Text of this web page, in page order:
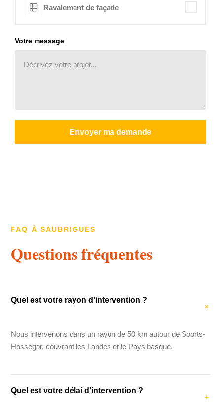
Ravalement de façade
Votre message
Envoyer ma demande
FAQ À SAUBRIGUES
Questions fréquentes
Quel est votre rayon d'intervention ?
Nous intervenons dans un rayon de 50 km autour de Soorts-
Hossegor, couvrant les Landes et le Pays basque.
Quel est votre délai d'intervention ?